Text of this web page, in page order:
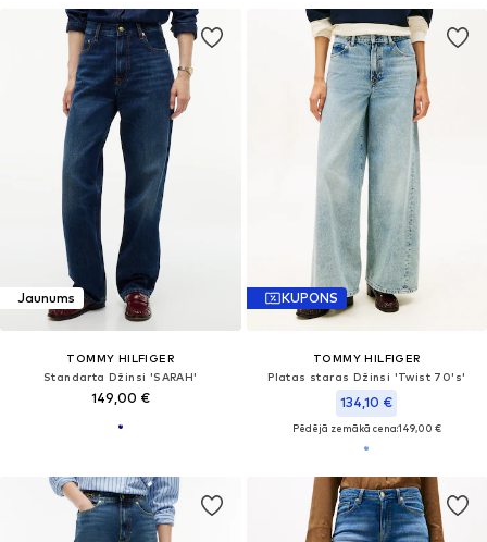
Jaunums
TOMMY HILFIGER
Standarta Džinsi 'SARAH'
149,00 €
KUPONS
TOMMY HILFIGER
Platas staras Džinsi 'Twist 70's'
134,10 €
Pēdējā zemākā cena:149,00 €